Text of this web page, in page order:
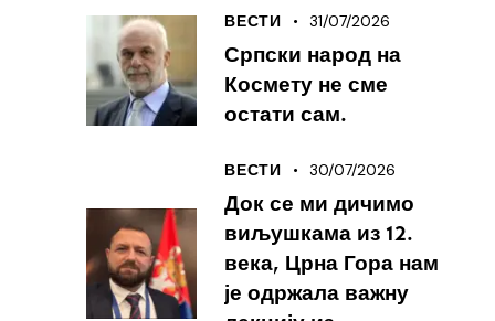
ВЕСТИ 31/07/2026
Српски народ на
Космету не сме
остати сам.
ВЕСТИ 30/07/2026
Док се ми дичимо
виљушкама из 12.
века, Црна Гора нам
је одржала важну